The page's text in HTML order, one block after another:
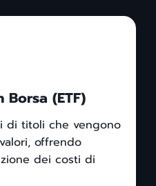
(ETF)
di titoli che vengono
offrendo
dei costi di